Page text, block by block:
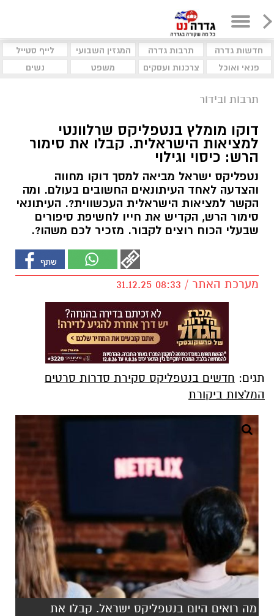
חדשות גדרה תרבות גדרה המגזין השבועי
לייף סטייל
פנאי ואוכל
צרכנות ועסקים משפט נשים
תרבות ובידור
דוקו מומלץ בנטפליקס שרלוונטי
למציאות הישראלית. קבלו את סימור
הרש: כיסוי וגילוי
נטפליקס ישראל מביאה למסך דוקו מחווה
והצדעה לאחד העיתונאים החשובים בעולם. ומה
הקשר למציאות הישראלית העכשווית?. העיתונאי
סימור הרש, הקדיש את חייו לחשיפת סיפורים
שבעלי הכוח רוצים לקבור. מזכיר לכם משהו?.
מערכת האתר / 08:33 31.12.25
תגים: חדשים בנטפליקס סקירת סדרות סרטים
המלצות ביקורת
מה רואים היום בנטפליקס ישראל. קבלו את